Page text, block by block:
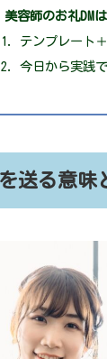
美容師のお礼DM
テンプレート
今日から実践
送る意味